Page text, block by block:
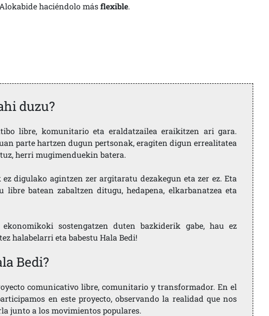
haciéndolo másflexible.
duzu?
libre, komunitario eta eraldatzailea eraikitzen ari gara.
parte hartzen dugun pertsonak, eragiten digun errealitatea
herri mugimenduekin batera.
digulako agintzen zer argitaratu dezakegun eta zer ez. Eta
batean zabaltzen ditugu, hedapena, elkarbanatzea eta
sostengatzen duten bazkiderik gabe, hau ez
halabelarri eta babestu Hala Bedi!
Bedi?
comunicativo libre, comunitario y transformador. En el
en este proyecto, observando la realidad que nos
junto a los movimientos populares.